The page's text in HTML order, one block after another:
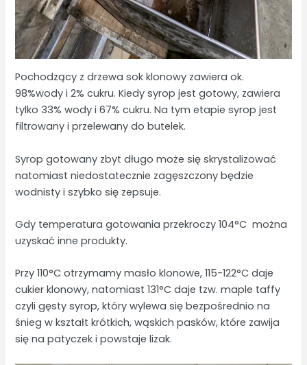
Pochodzący z drzewa sok klonowy zawiera ok.
98%wody i 2% cukru. Kiedy syrop jest gotowy, zawiera
tylko 33% wody i 67% cukru. Na tym etapie syrop jest
filtrowany i przelewany do butelek.
Syrop gotowany zbyt długo może się skrystalizować
natomiast niedostatecznie zagęszczony będzie
wodnisty i szybko się zepsuje.
Gdy temperatura gotowania przekroczy 104°C można
uzyskać inne produkty.
Przy 110°C otrzymamy masło klonowe, 115-122°C daje
cukier klonowy, natomiast 131°C daje tzw. maple taffy
czyli gęsty syrop, który wylewa się bezpośrednio na
śnieg w kształt krótkich, wąskich pasków, które zawija
się na patyczek i powstaje lizak.